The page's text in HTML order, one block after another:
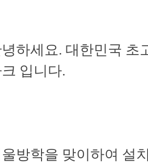
녕하세요. 대한민국 초
입니다.
방학을 맞이하여 설